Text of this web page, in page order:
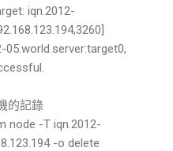
iqn.2012-
的記錄
node -T iqn.2012-
-o delete